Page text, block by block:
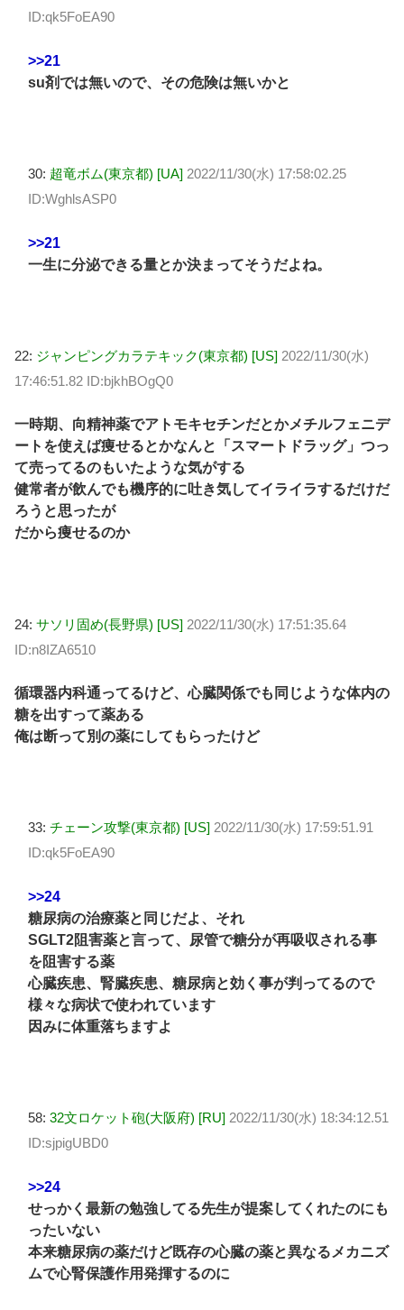
ID:qk5FoEA90
>>21
su剤では無いので、その危険は無いかと
30: 超竜ボム(東京都) [UA] 2022/11/30(水) 17:58:02.25
ID:WghlsASP0
>>21
一生に分泌できる量とか決まってそうだよね。
22: ジャンピングカラテキック(東京都) [US] 2022/11/30(水)
17:46:51.82 ID:bjkhBOgQ0
一時期、向精神薬でアトモキセチンだとかメチルフェニデ
ートを使えば痩せるとかなんと「スマートドラッグ」つっ
て売ってるのもいたような気がする
健常者が飲んでも機序的に吐き気してイライラするだけだ
ろうと思ったが
だから痩せるのか
24: サソリ固め(長野県) [US] 2022/11/30(水) 17:51:35.64
ID:n8IZA6510
循環器内科通ってるけど、心臓関係でも同じような体内の
糖を出すって薬ある
俺は断って別の薬にしてもらったけど
33: チェーン攻撃(東京都) [US] 2022/11/30(水) 17:59:51.91
ID:qk5FoEA90
>>24
糖尿病の治療薬と同じだよ、それ
SGLT2阻害薬と言って、尿管で糖分が再吸収される事
を阻害する薬
心臓疾患、腎臓疾患、糖尿病と効く事が判ってるので
様々な病状で使われています
因みに体重落ちますよ
58: 32文ロケット砲(大阪府) [RU] 2022/11/30(水) 18:34:12.51
ID:sjpigUBD0
>>24
せっかく最新の勉強してる先生が提案してくれたのにも
ったいない
本来糖尿病の薬だけど既存の心臓の薬と異なるメカニズ
ムで心腎保護作用発揮するのに